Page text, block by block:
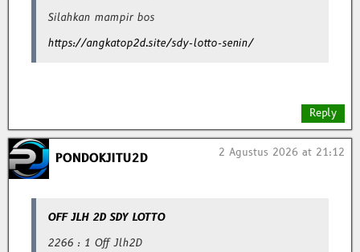
Silahkan mampir bos
https://angkatop2d.site/sdy-lotto-senin/
Reply
PONDOKJITU2D 2 Agustus 2026 at 21:12
OFF JLH 2D SDY LOTTO
2266 : 1 Off Jlh2D